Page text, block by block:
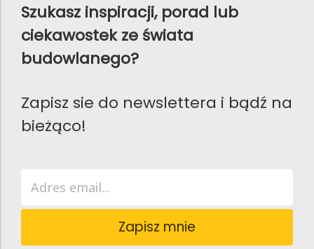
Szukasz inspiracji, porad lub
ciekawostek ze świata
budowlanego?
Zapisz sie do newslettera i bądź na
bieżąco!
Zapisz mnie